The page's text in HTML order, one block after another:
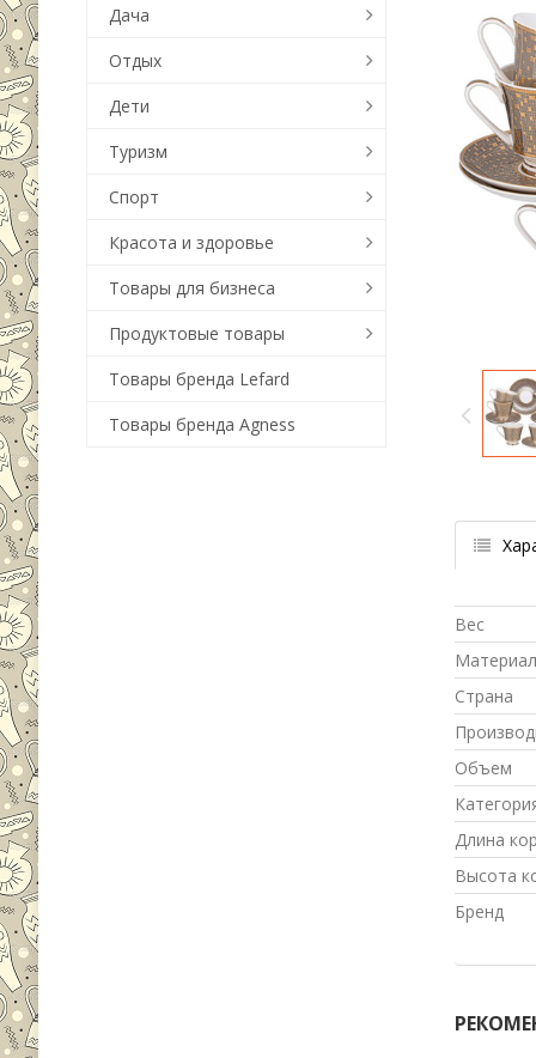
Вес
Материал
Страна
Объем
Длина
Высота
Бренд
Дача
Отдых
Дети
Туризм
Спорт
Красота и здоровье
Товары для бизнеса
Продуктовые товары
Товары бренда Lefard
Товары бренда Agness